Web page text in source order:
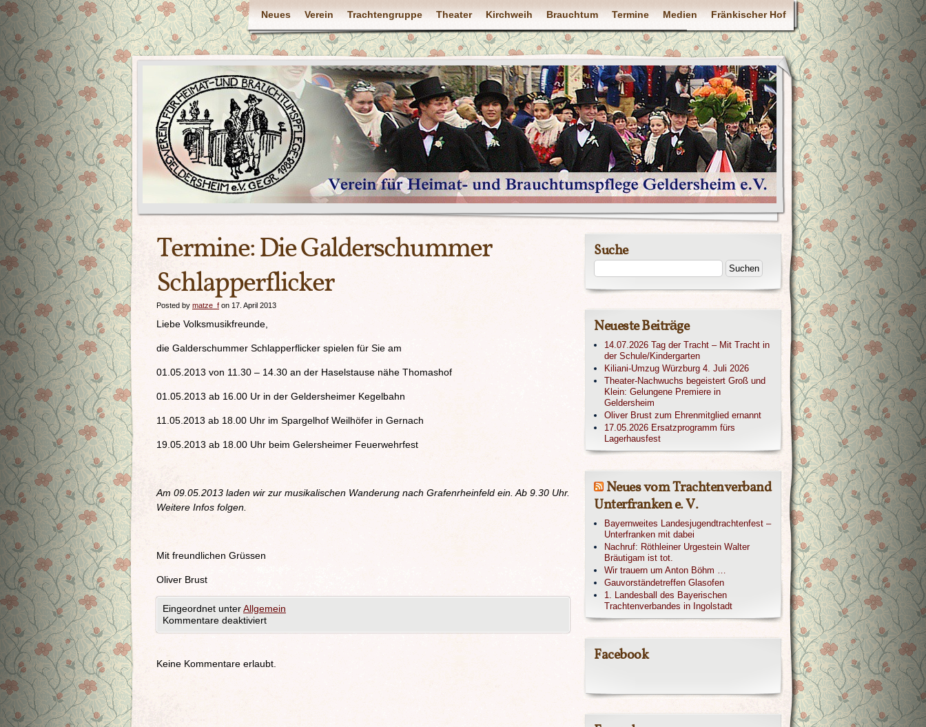
Neues Verein Trachtengruppe Theater Kirchweih Brauchtum Termine Medien Fränkischer Hof
Termine: Die Galderschummer
Schlapperflicker
Posted by matze_f on 17. April 2013
Liebe Volksmusikfreunde,
die Galderschummer Schlapperflicker spielen für Sie am
01.05.2013 von 11.30 – 14.30 an der Haselstause nähe Thomashof
01.05.2013 ab 16.00 Ur in der Geldersheimer Kegelbahn
11.05.2013 ab 18.00 Uhr im Spargelhof Weilhöfer in Gernach
19.05.2013 ab 18.00 Uhr beim Gelersheimer Feuerwehrfest
Am 09.05.2013 laden wir zur musikalischen Wanderung nach Grafenrheinfeld ein. Ab 9.30 Uhr.
Weitere Infos folgen.
Mit freundlichen Grüssen
Oliver Brust
Eingeordnet unterAllgemein
Kommentare deaktiviert
Keine Kommentare erlaubt.
Suche
Neueste Beiträge
14.07.2026 Tag der Tracht – Mit Tracht in
der Schule/Kindergarten
Kiliani-Umzug Würzburg 4. Juli 2026
Theater-Nachwuchs begeistert Groß und
Klein: Gelungene Premiere in
Geldersheim
Oliver Brust zum Ehrenmitglied ernannt
17.05.2026 Ersatzprogramm fürs
Lagerhausfest
Neues vom Trachtenverband
Unterfranken e. V.
Bayernweites Landesjugendtrachtenfest –
Unterfranken mit dabei
Nachruf: Röthleiner Urgestein Walter
Bräutigam ist tot.
Wir trauern um Anton Böhm …
Gauvorständetreffen Glasofen
1. Landesball des Bayerischen
Trachtenverbandes in Ingolstadt
Facebook